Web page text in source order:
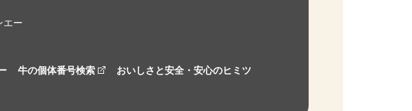
エー
牛の個体番号検索 おいしさと安全・安心のヒミツ